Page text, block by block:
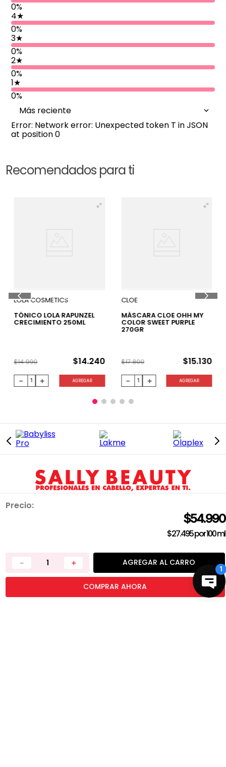
Precio:
$54.990
$27.495por100 ml
＋
－ AGREGAR AL CARRO
COMPRAR AHORA
0%
4★
0%
3★
0%
2★
0%
1★
0%
Más reciente
Error: Network error: Unexpected token T in JSON
at position 0
Recomendados para ti
LOLA COSMETICS
TÓNICO LOLA RAPUNZEL
CRECIMIENTO 250ML
5 %
$14.990 $14.240
＋
－ AGREGAR
CLOE
MÁSCARA CLOE OHH MY
COLOR SWEET PURPLE
270GR
$17.800 $15.130
＋
－ AGREGAR
TÉRMINOS Y CONDICIONES
DEVOLUCIONES
TIENDAS